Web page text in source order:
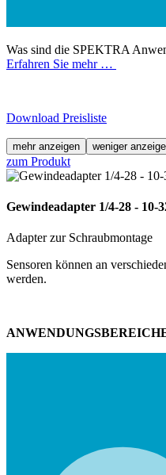
Was sind die SPEKTRA
Erfahren Sie mehr …
Download Preisliste
mehr anzeigen weniger
zum Produkt
Gewindeadapter 1/4-28 - 10-
Adapter zur Schraubmontage
Sensoren können an
werden.